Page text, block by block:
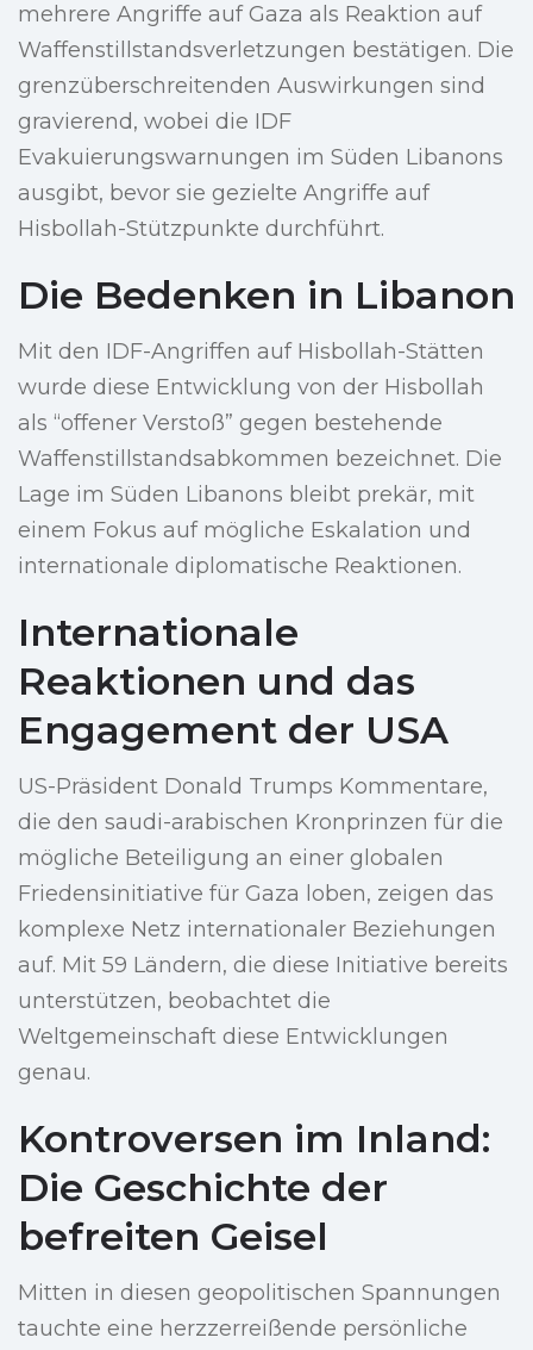
mehrere Angriffe auf Gaza als Reaktion auf
Waffenstillstandsverletzungen bestätigen. Die
grenzüberschreitenden Auswirkungen sind
gravierend, wobei die IDF
Evakuierungswarnungen im Süden Libanons
ausgibt, bevor sie gezielte Angriffe auf
Hisbollah-Stützpunkte durchführt.
Die Bedenken in Libanon
Mit den IDF-Angriffen auf Hisbollah-Stätten
wurde diese Entwicklung von der Hisbollah
als “offener Verstoß” gegen bestehende
Waffenstillstandsabkommen bezeichnet. Die
Lage im Süden Libanons bleibt prekär, mit
einem Fokus auf mögliche Eskalation und
internationale diplomatische Reaktionen.
Internationale
Reaktionen und das
Engagement der USA
US-Präsident Donald Trumps Kommentare,
die den saudi-arabischen Kronprinzen für die
mögliche Beteiligung an einer globalen
Friedensinitiative für Gaza loben, zeigen das
komplexe Netz internationaler Beziehungen
auf. Mit 59 Ländern, die diese Initiative bereits
unterstützen, beobachtet die
Weltgemeinschaft diese Entwicklungen
genau.
Kontroversen im Inland:
Die Geschichte der
befreiten Geisel
Mitten in diesen geopolitischen Spannungen
tauchte eine herzzerreißende persönliche